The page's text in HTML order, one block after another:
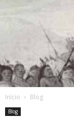
Início Blog
Blog